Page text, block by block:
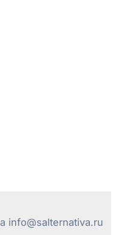
info@salternativa.ru